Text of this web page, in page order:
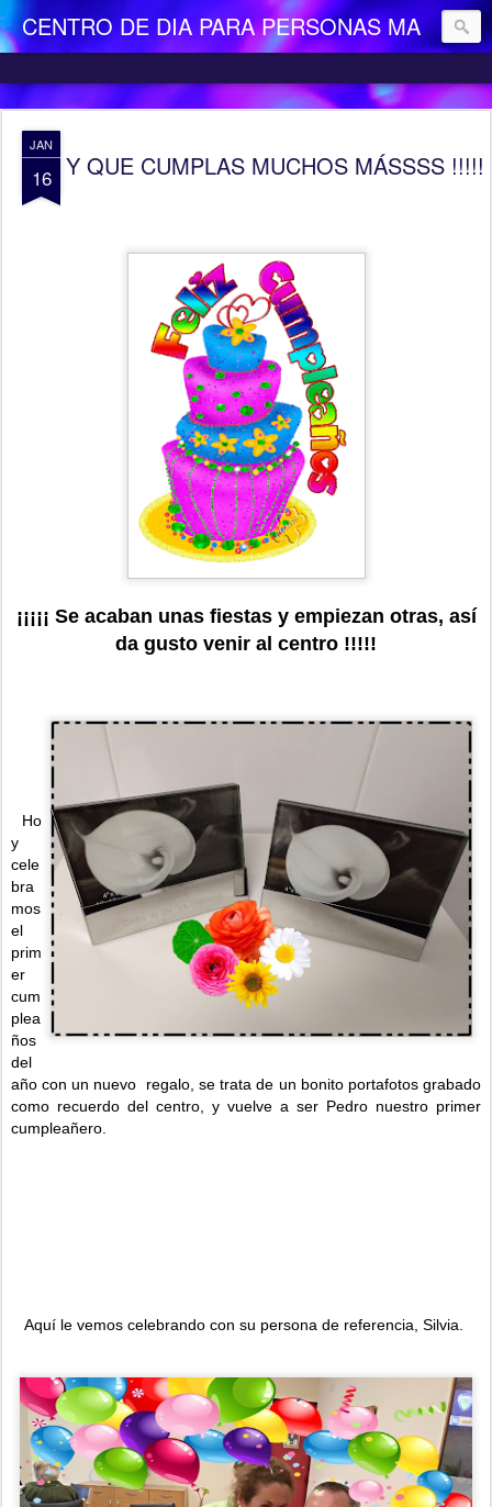
CENTRO DE DIA PARA PERSONAS MAYORES DEPENDIENTES "LA CAMOCHA"
JAN
16 Y QUE CUMPLAS MUCHOS MÁSSSS !!!!!
¡¡¡¡¡ Se acaban unas fiestas y empiezan otras, así
da gusto venir al centro !!!!!
Ho
y
cele
bra
mos
el
prim
er
cum
plea
ños
del
año con un nuevo
regalo, se trata de un bonito portafotos grabado
como recuerdo del centro, y vuelve a ser Pedro nuestro primer
cumpleañero.
Aquí le vemos celebrando con su persona de referencia, Silvia.